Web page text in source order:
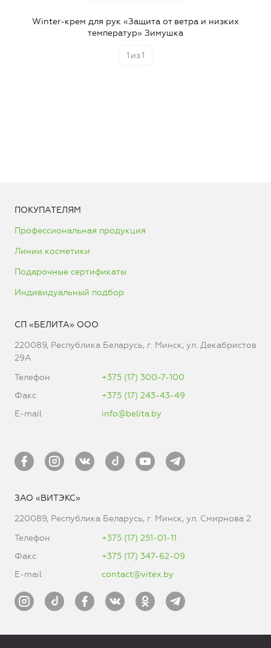
Winter-крем для рук «Защита от ветра и низких
температур» Зимушка
1 из1
ПОКУПАТЕЛЯМ
Профессиональная продукция
Линии косметики
Подарочные сертификаты
Индивидуальный подбор
СП «БЕЛИТА» ООО
220089, Республика Беларусь, г. Минск, ул. Декабристов
29А
Телефон
+375 (17) 300-7-100
Факс
+375 (17) 243-43-49
E-mail
info@belita.by
ЗАО «ВИТЭКС»
220089, Республика Беларусь, г. Минск, ул. Смирнова 2
Телефон
+375 (17) 251-01-11
Факс
+375 (17) 347-62-09
E-mail
contact@vitex.by